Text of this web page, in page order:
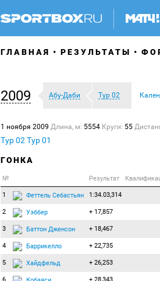
ГЛАВНАЯ РЕЗУЛЬТАТЫ
2009 Абу-Даби Тур 02
1 ноября 2009 Длина, м: 5554 Круги: 55
Тур 02 Тур 01
ГОНКА
№ Результат
1 Феттель Себастьян 1:34.03,314
2 Уэббер + 17,857
3 Баттон Дженсон + 18,467
4 Баррикелло + 22,735
5 Хайдфельд + 26,253